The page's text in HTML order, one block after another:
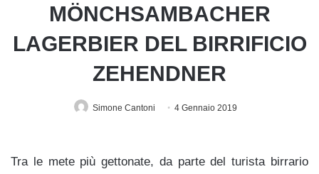
MÖNCHSAMBACHER
LAGERBIER DEL BIRRIFICIO
ZEHENDNER
Simone Cantoni 4 Gennaio 2019
Tra le mete più gettonate, da parte del turista birrario